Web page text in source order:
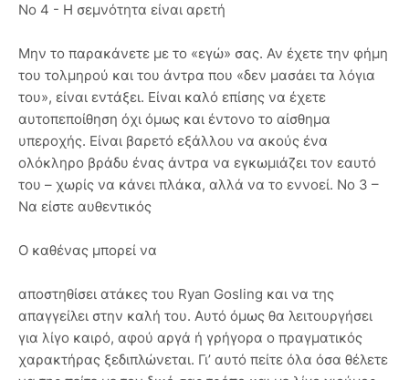
Νο 4 - Η σεμνότητα είναι αρετή
Μην το παρακάνετε με το «εγώ» σας. Αν έχετε την φήμη
του τολμηρού και του άντρα που «δεν μασάει τα λόγια
του», είναι εντάξει. Είναι καλό επίσης να έχετε
αυτοπεποίθηση όχι όμως και έντονο το αίσθημα
υπεροχής. Είναι βαρετό εξάλλου να ακούς ένα
ολόκληρο βράδυ ένας άντρα να εγκωμιάζει τον εαυτό
του – χωρίς να κάνει πλάκα, αλλά να το εννοεί. Νο 3 –
Να είστε αυθεντικός
Ο καθένας μπορεί να
αποστηθίσει ατάκες του Ryan Gosling και να της
απαγγείλει στην καλή του. Αυτό όμως θα λειτουργήσει
για λίγο καιρό, αφού αργά ή γρήγορα ο πραγματικός
χαρακτήρας ξεδιπλώνεται. Γι’ αυτό πείτε όλα όσα θέλετε